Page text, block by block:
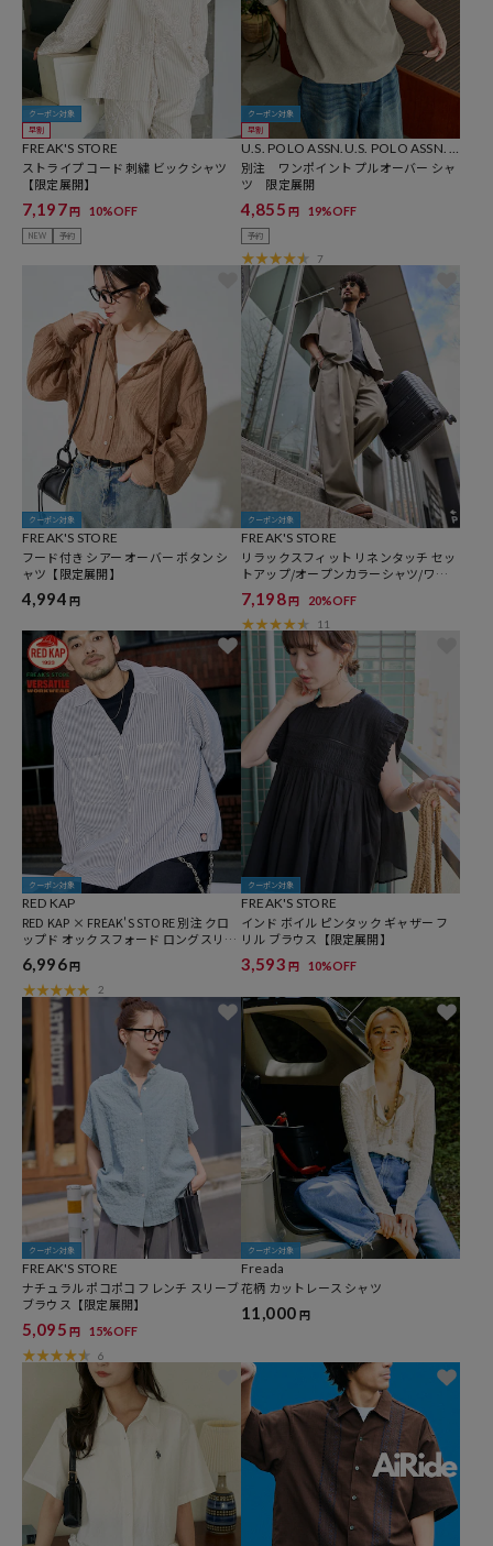
クーポン対象
早割
FREAK'S STORE
ストライプ コード 刺繍 ビックシャツ
【限定展開】
7,197 円 10%OFF
NEW 予約
クーポン対象
早割
U.S. POLO ASSN.U.S. POLO ASSN. ×
PUBLUX
別注 ワンポイント プルオーバー シャ
ツ 限定展開
4,855 円 19%OFF
予約
7
クーポン対象
FREAK'S STORE
フード付き シアー オーバー ボタン シ
ャツ【限定展開】
4,994 円
クーポン対象
FREAK'S STORE
リラックスフィット リネンタッチ セッ
トアップ/オープンカラーシャツ/ワイ
ドスラックス 【限定展開】
7,198円 20%OFF
11
クーポン対象
RED KAP
RED KAP × FREAK'S STORE 別注 クロ
ップド オックスフォード ロングスリー
ブ ワークシャツ
6,996円
2
クーポン対象
FREAK'S STORE
インド ボイル ピンタック ギャザー フ
リル ブラウス【限定展開】
3,593 円 10%OFF
クーポン対象
FREAK'S STORE
ナチュラル ポコポコ フレンチ スリーブ
ブラウス【限定展開】
5,095 円 15%OFF
6
クーポン対象
Freada
花柄 カットレース シャツ
11,000 円